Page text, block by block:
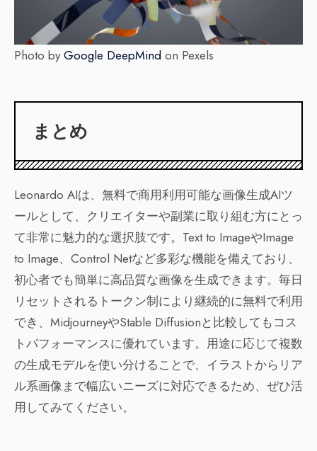
Photo byGoogle DeepMind on Pexels
まとめ
Leonardo AIは、無料で商用利用可能な画像生成AIツ
ールとして、クリエイターや副業に取り組む方にとっ
て非常に魅力的な選択肢です。Text to ImageやImage
to Image、Control Netなど多彩な機能を備えており、
初心者でも簡単に高品質な画像を生成できます。毎日
リセットされるトークン制により継続的に無料で利用
でき、MidjourneyやStable Diffusionと比較してもコス
トパフォーマンスに優れています。用途に応じて複数
の生成モデルを使い分けることで、イラストからリア
ル系画像まで幅広いニーズに対応できるため、ぜひ活
用してみてください。